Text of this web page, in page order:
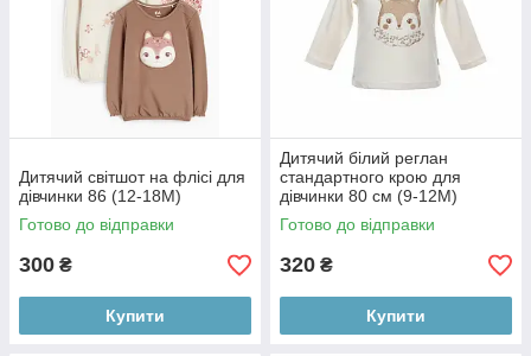
Дитячий світшот на флісі для
дівчинки 86 (12-18М)
Готово до відправки
300 ₴
Купити
Дитячий білий реглан
стандартного крою для
дівчинки 80 см (9-12М)
Готово до відправки
320 ₴
Купити